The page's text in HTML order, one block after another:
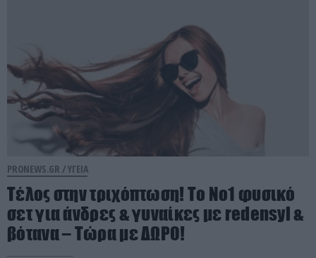
PRONEWS.GR /ΥΓΕΙΑ
Τέλος στην τριχόπτωση! Το Νο1 φυσικό
σετ για άνδρες & γυναίκες με redensyl &
βότανα – Τώρα με ΔΩΡΟ!